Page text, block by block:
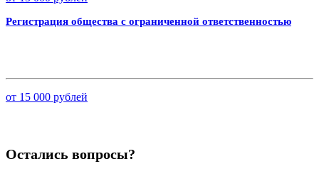
Регистрация общества с ограниченной ответственностью
от 15 000 рублей
Остались вопросы?